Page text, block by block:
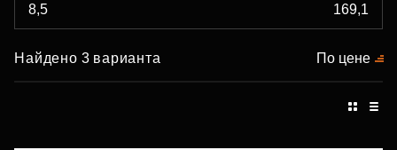
Найдено 3 варианта По цене